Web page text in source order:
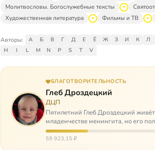
Молитвословы. Богослужебные тексты
Художественная литература
Фильмы и ТВ
Авторы: А Б В Г Д Е Ё Ж З И К Л
H
I L M N P S T V
БЛАГОТВОРИТЕЛЬНОСТЬ
Глеб Дроздецкий
ДЦП
Пятилетний Глеб Дроздецкий
младенчестве менингита, но его
время была невозмож…
59 923,15 ₽